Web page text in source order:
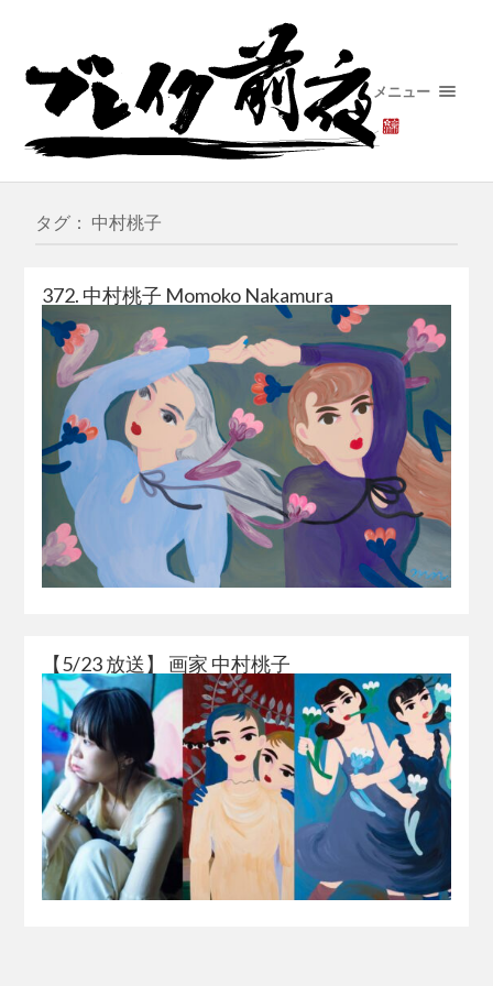
メニュー
タグ： 中村桃子
372. 中村桃子 Momoko Nakamura
【5/23 放送】 画家 中村桃子